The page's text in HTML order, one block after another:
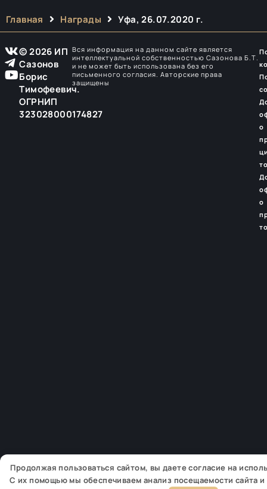
Главная Награды Уфа, 26.07.2020 г.
© 2026 ИП
Сазонов
Борис
Тимофеевич.
ОГРНИП
323028000174827
Вся информация на данном сайте является
интеллектуальной собственностью Сазонова Б.Т.
и не может быть использована без его
письменного согласия. Авторские права
защищены
о
о
Продолжая пользоваться сайтом, вы даете согласие на
С их помощью мы обеспечиваем анализ посещаемости сайта и